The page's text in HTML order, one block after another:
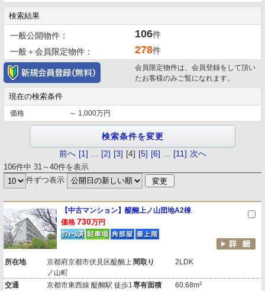
検索結果
一般公開物件： 106件
一般＋会員限定物件：
278件
会員限定物件は、会員登録をして頂い
たお客様のみご覧になれます。
現在の検索条件
価格 ～ 1,000万円
106件中 31～40件を表示
前へ [1] [2] [3] [4] [5] [6] [11] 次へ
件ずつ表示
【中古マンション】醍醐上ノ山団地A2棟
価格 730万円
所在地
京都府京都市伏見区醍醐上
ノ山町
間取り 2LDK
交通
京都市東西線 醍醐駅 徒歩1専有面積 60.68m2